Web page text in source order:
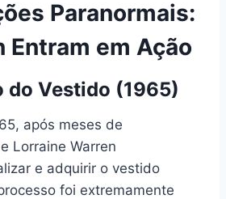
Paranormais:
Entram em Ação
do Vestido (1965)
após meses de
Lorraine Warren
e adquirir o vestido
foi extremamente